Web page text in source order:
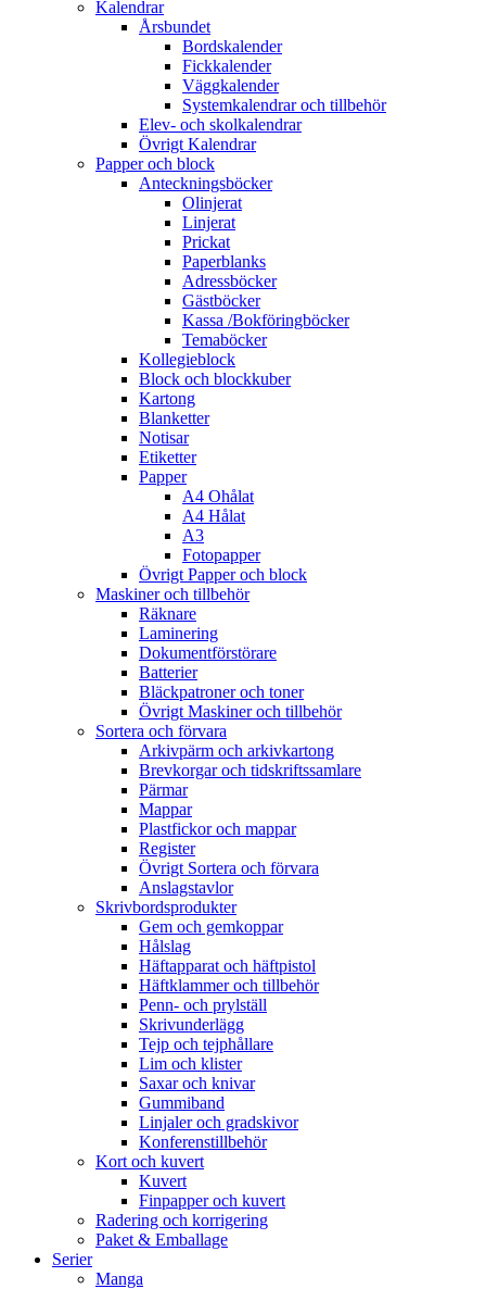
Kalendrar
Årsbundet
Bordskalender
Fickkalender
Väggkalender
Systemkalendrar och tillbehör
Elev- och skolkalendrar
Övrigt Kalendrar
Papper och block
Anteckningsböcker
Olinjerat
Linjerat
Prickat
Paperblanks
Adressböcker
Gästböcker
Kassa /Bokföringböcker
Temaböcker
Kollegieblock
Block och blockkuber
Kartong
Blanketter
Notisar
Etiketter
Papper
A4 Ohålat
A4 Hålat
A3
Fotopapper
Övrigt Papper och block
Maskiner och tillbehör
Räknare
Laminering
Dokumentförstörare
Batterier
Bläckpatroner och toner
Övrigt Maskiner och tillbehör
Sortera och förvara
Arkivpärm och arkivkartong
Brevkorgar och tidskriftssamlare
Pärmar
Mappar
Plastfickor och mappar
Register
Övrigt Sortera och förvara
Anslagstavlor
Skrivbordsprodukter
Gem och gemkoppar
Hålslag
Häftapparat och häftpistol
Häftklammer och tillbehör
Penn- och prylställ
Skrivunderlägg
Tejp och tejphållare
Lim och klister
Saxar och knivar
Gummiband
Linjaler och gradskivor
Konferenstillbehör
Kort och kuvert
Kuvert
Finpapper och kuvert
Radering och korrigering
Paket & Emballage
Serier
Manga